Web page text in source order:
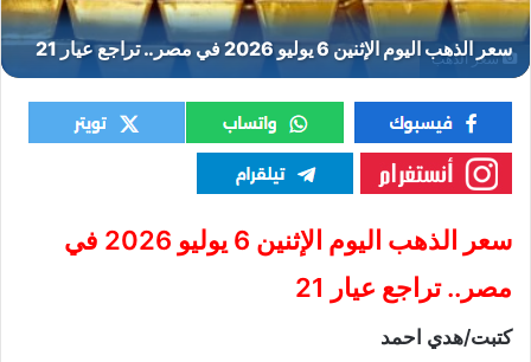
سعر الذهب
سعر الذهب اليوم الإثنين 6 يوليو 2026 في
مصر.. تراجع عيار 21
كتبت/هدي احمد